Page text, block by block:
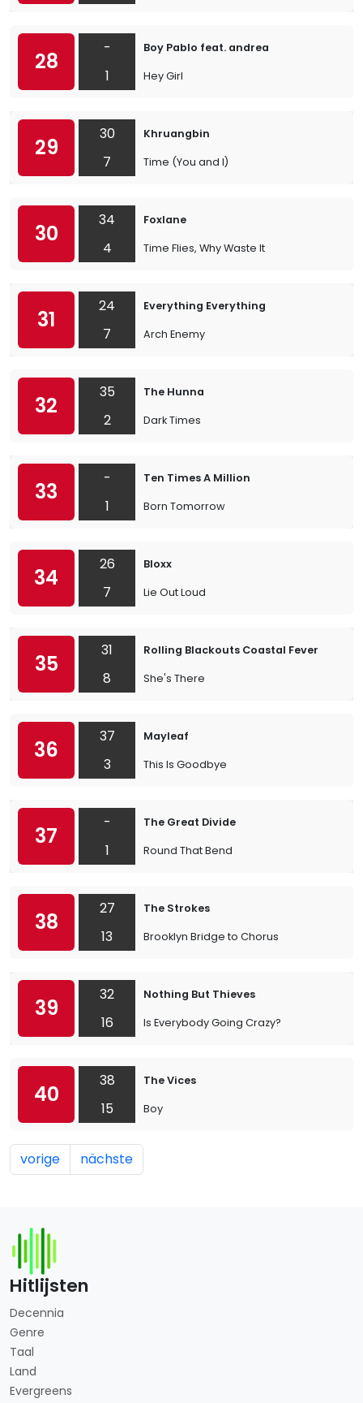
28
-
1
Boy Pablo feat. andrea
Hey Girl
29
30
7
Khruangbin
Time (You and I)
30
34
4
Foxlane
Time Flies, Why Waste It
31
24
7
Everything Everything
Arch Enemy
32
35
2
The Hunna
Dark Times
33
-
1
Ten Times A Million
Born Tomorrow
34
26
7
Bloxx
Lie Out Loud
35
31
8
Rolling Blackouts Coastal Fever
She's There
36
37
3
Mayleaf
This Is Goodbye
37
-
1
The Great Divide
Round That Bend
38
27
13
The Strokes
Brooklyn Bridge to Chorus
39
32
16
Nothing But Thieves
Is Everybody Going Crazy?
40
38
15
The Vices
Boy
vorige nächste
Hitlijsten
Decennia
Genre
Taal
Land
Evergreens